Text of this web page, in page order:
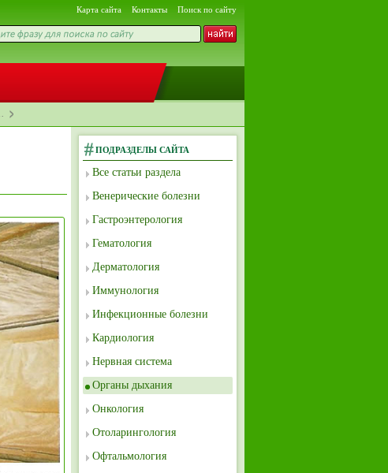
Карта сайта Контакты Поиск по сайту
ПОДРАЗДЕЛЫ САЙТА
Все статьи раздела
Венерические болезни
Гастроэнтерология
Гематология
Дерматология
Иммунология
Инфекционные болезни
Кардиология
Нервная система
Органы дыхания
Онкология
Отоларингология
Офтальмология